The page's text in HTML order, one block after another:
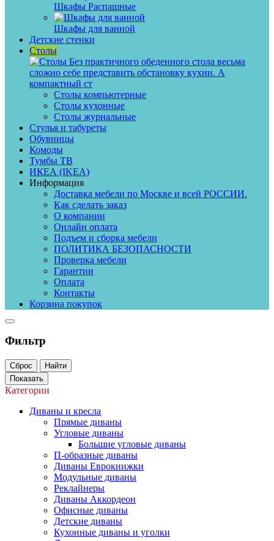
Шкафы Распашные
Шкафы для ванной
Детские стенки
Столы
Без практичного обеденного стола весьма
сложно себе представить обстановку кухни. А
компактный ст
Столы компьютерные
Столы кухонные
Столы журнальные
Стулья и табуреты
Обувницы
Комоды
Тумбы ТВ
ИКЕА (IKEA)
Информация
Доставка мебели по Москве и всей РОССИИ.
Как сделать заказ
О компании
Онлайн оплата
Подъем и сборка мебели
ПОЛИТИКА БЕЗОПАСНОСТИ
Проверка мебели
Гарантии
Оплата
Контакты
Корзина покупок
Фильтр
Сброс
Найти
Показать
Категории
Диваны и кресла
Прямые диваны
Угловые диваны
Большие угловые диваны
П-образные диваны
Диваны Еврокнижки
Модульные диваны
Реклайнеры
Диваны Аккордеон
Офисные диваны
Детские диваны
Кухонные диваны и уголки